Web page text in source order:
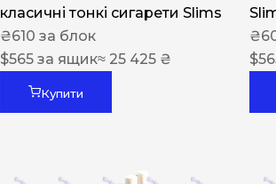
Сигарети LD
класичні тонкі сигарети Slims
₴610 за блок
$565 за ящик≈ 25 425 ₴
Купити
₴
$